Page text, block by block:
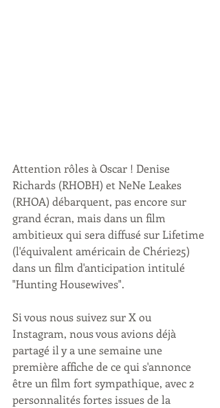
Attention rôles à Oscar ! Denise
Richards (RHOBH) et NeNe Leakes
(RHOA) débarquent, pas encore sur
grand écran, mais dans un film
ambitieux qui sera diffusé sur Lifetime
(l'équivalent américain de Chérie25)
dans un film d'anticipation intitulé
"Hunting Housewives".
Si vous nous suivez sur X ou
Instagram, nous vous avions déjà
partagé il y a une semaine une
première affiche de ce qui s'annonce
être un film fort sympathique, avec 2
personnalités fortes issues de la